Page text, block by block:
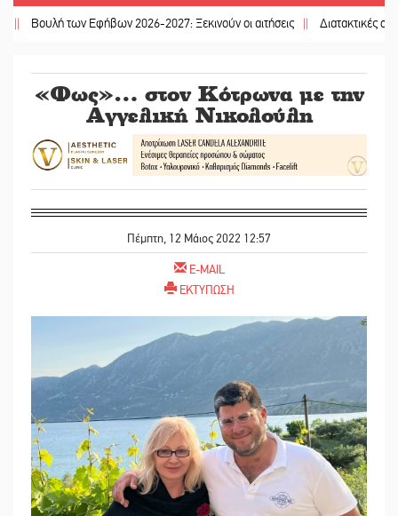
των Εφήβων 2026-2027: Ξεκινούν οι αιτήσεις || Διατακτικές σίτισης:
«Φως»… στον Κότρωνα με την
Αγγελική Νικολούλη
Πέμπτη, 12 Μάιος 2022 12:57
E-MAIL
ΕΚΤΥΠΩΣΗ